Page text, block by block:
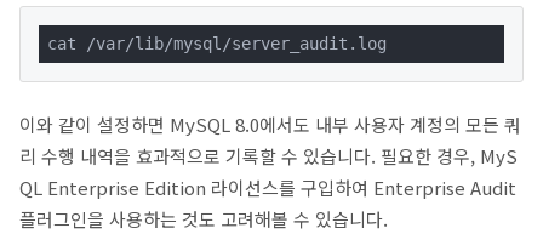
cat /var/lib/mysql/server_audit.log
이와 같이 설정하면 MySQL 8.0에서도 내부 사용자 계정의 모든 쿼
리 수행 내역을 효과적으로 기록할 수 있습니다. 필요한 경우, MyS
QL Enterprise Edition 라이선스를 구입하여 Enterprise Audit
플러그인을 사용하는 것도 고려해볼 수 있습니다.